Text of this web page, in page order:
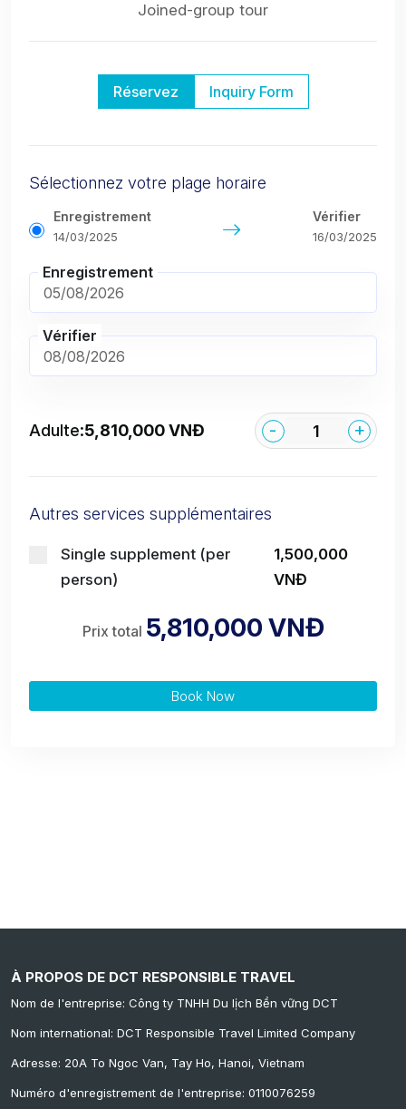
Joined-group tour
Réservez Inquiry Form
Sélectionnez votre plage horaire
Enregistrement
14/03/2025
Vérifier
16/03/2025
Enregistrement
Vérifier
Adulte:5,810,000 VNĐ - +
Autres services supplémentaires
Single supplement (per
person)
1,500,000
VNĐ
Prix total 5,810,000 VNĐ
Book Now
À PROPOS DE DCT RESPONSIBLE TRAVEL
Nom de l'entreprise: Công ty TNHH Du lịch Bền vững DCT
Nom international: DCT Responsible Travel Limited Company
Adresse: 20A To Ngoc Van, Tay Ho, Hanoi, Vietnam
Numéro d'enregistrement de l'entreprise: 0110076259